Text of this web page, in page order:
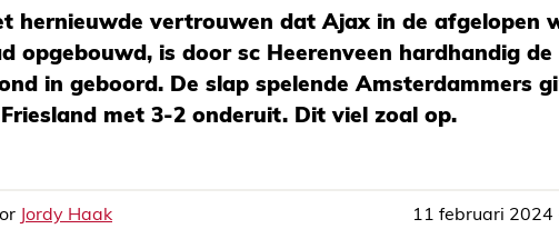
hernieuwde vertrouwen dat Ajax in de afgelopen
opgebouwd, is door sc Heerenveen hardhandig de
in geboord. De slap spelende Amsterdammers
met 3-2 onderuit. Dit viel zoal op.
Jordy Haak 11 februari 2024